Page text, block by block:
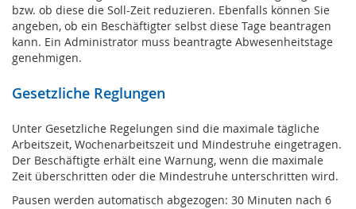
bzw. ob diese die Soll-Zeit reduzieren. Ebenfalls können Sie
angeben, ob ein Beschäftigter selbst diese Tage beantragen
kann. Ein Administrator muss beantragte Abwesenheitstage
genehmigen.
Gesetzliche Reglungen
Unter Gesetzliche Regelungen sind die maximale tägliche
Arbeitszeit, Wochenarbeitszeit und Mindestruhe eingetragen.
Der Beschäftigte erhält eine Warnung, wenn die maximale
Zeit überschritten oder die Mindestruhe unterschritten wird.
Pausen werden automatisch abgezogen: 30 Minuten nach 6